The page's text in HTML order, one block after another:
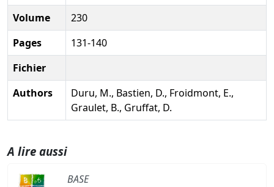
Volume
230
Pages
131-140
Fichier
Authors
Duru, M., Bastien, D., Froidmont, E.,
Graulet, B., Gruffat, D.
A lire aussi
BASE